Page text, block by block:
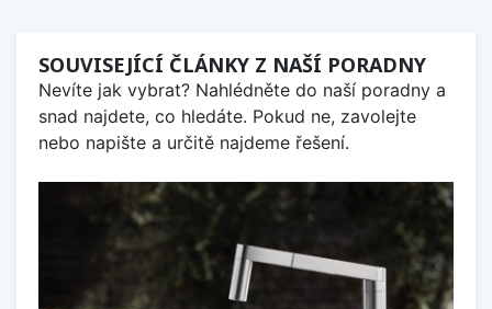
SOUVISEJÍCÍ ČLÁNKY Z NAŠÍ PORADNY
Nevíte jak vybrat? Nahlédněte do naší poradny a
snad najdete, co hledáte. Pokud ne, zavolejte
nebo napište a určitě najdeme řešení.